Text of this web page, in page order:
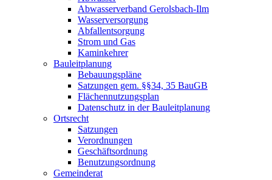
Abwasserverband Gerolsbach-Ilm
Wasserversorgung
Abfallentsorgung
Strom und Gas
Kaminkehrer
Bauleitplanung
Bebauungspläne
Satzungen gem. §§34, 35 BauGB
Flächennutzungsplan
Datenschutz in der Bauleitplanung
Ortsrecht
Satzungen
Verordnungen
Geschäftsordnung
Benutzungsordnung
Gemeinderat